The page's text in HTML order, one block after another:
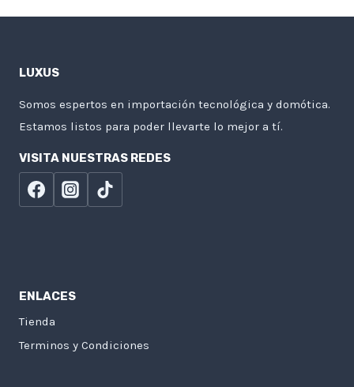
LUXUS
Somos espertos en importación tecnológica y domótica.
Estamos listos para poder llevarte lo mejor a tí.
VISITA NUESTRAS REDES
ENLACES
Tienda
Terminos y Condiciones